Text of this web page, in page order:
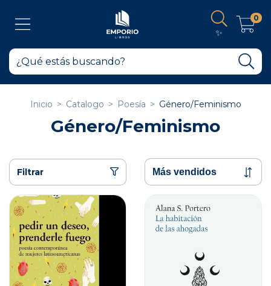
✨
0
Inicio > Catalogo > Poesía > Género/Feminismo
Género/Feminismo
Filtrar